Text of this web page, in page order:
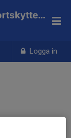
Logga in
Göteborgs Pistol och Sportskytteklubb